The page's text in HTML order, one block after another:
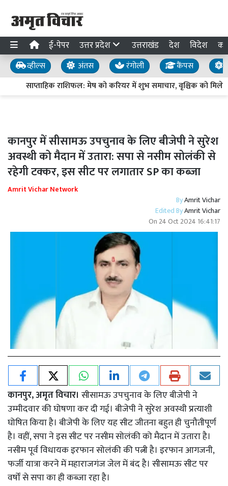
ई-पेपर उत्तर प्रदेश उत्तराखंड देश विदेश
व्हील्स अंतस रंगोली कैंपस
साप्ताहिक राशिफल: मेष को करियर में शुभ समाचार, वृश्चिक को
कानपुर में सीसामऊ उपचुनाव के लिए बीजेपी ने सुरेश
अवस्थी को मैदान में उतारा: सपा से नसीम सोलंकी से
रहेगी टक्कर, इस सीट पर लगातार SP का कब्जा
Amrit Vichar Network
ByAmrit Vichar
Edited ByAmrit Vichar
On 24 Oct 2024 16:41:17
कानपुर, अमृत विचार। सीसामऊ उपचुनाव के लिए बीजेपी ने
उम्मीदवार की घोषणा कर दी गई। बीजेपी ने सुरेश अवस्थी प्रत्याशी
घोषित किया है। बीजेपी के लिए यह सीट जीतना बहुत ही चुनौतीपूर्ण
है। वहीं, सपा ने इस सीट पर नसीम सोलंकी को मैदान में उतारा है।
नसीम पूर्व विधायक इरफान सोलंकी की पत्नी है। इरफान आगजनी,
फर्जी यात्रा करने में महाराजगंज जेल में बंद है। सीसामऊ सीट पर
वर्षों से सपा का ही कब्जा रहा है।